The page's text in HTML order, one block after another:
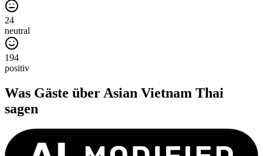
24
neutral
194
positiv
Was Gäste über Asian Vietnam Thai
sagen